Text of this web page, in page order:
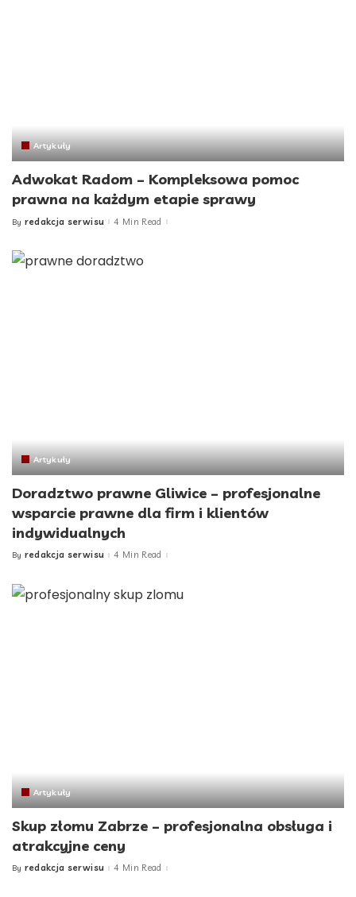
Artykuły
Adwokat Radom – Kompleksowa pomoc
prawna na każdym etapie sprawy
Posted
By redakcja serwisu 4 Min Read
Artykuły
Doradztwo prawne Gliwice – profesjonalne
wsparcie prawne dla firm i klientów
indywidualnych
Posted
By redakcja serwisu 4 Min Read
Artykuły
Skup złomu Zabrze – profesjonalna obsługa i
atrakcyjne ceny
Posted
By redakcja serwisu 4 Min Read